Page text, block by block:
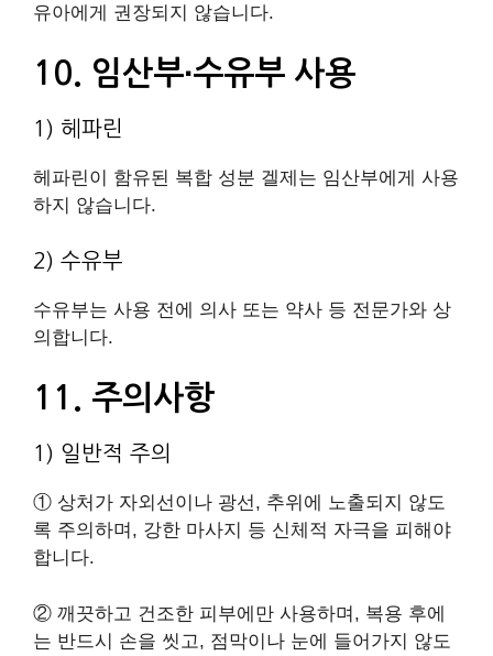
유아에게 권장되지 않습니다.
10. 임산부∙수유부 사용
1) 헤파린
헤파린이 함유된 복합 성분 겔제는 임산부에게 사용
하지 않습니다.
2) 수유부
수유부는 사용 전에 의사 또는 약사 등 전문가와 상
의합니다.
11. 주의사항
1) 일반적 주의
① 상처가 자외선이나 광선, 추위에 노출되지 않도
록 주의하며, 강한 마사지 등 신체적 자극을 피해야
합니다.
② 깨끗하고 건조한 피부에만 사용하며, 복용 후에
는 반드시 손을 씻고, 점막이나 눈에 들어가지 않도